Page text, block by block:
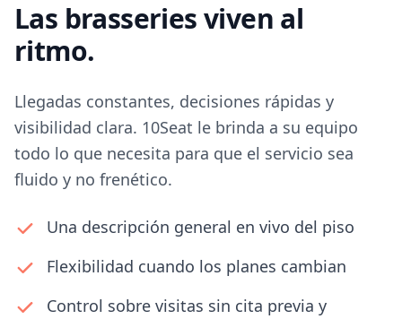
Las brasseries viven al
ritmo.
Llegadas constantes, decisiones rápidas y
visibilidad clara. 10Seat le brinda a su equipo
todo lo que necesita para que el servicio sea
fluido y no frenético.
Una descripción general en vivo del piso
Flexibilidad cuando los planes cambian
Control sobre visitas sin cita previa y